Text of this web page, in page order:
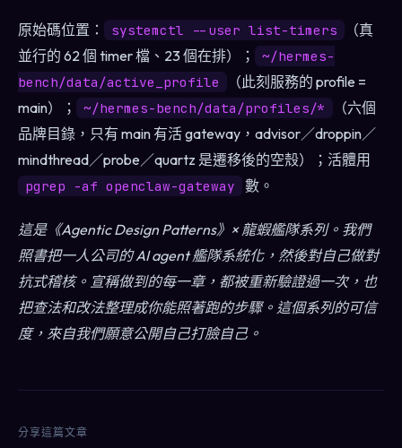
原始碼位置： systemctl --user list-timers
（真
並行的 62 個 timer 檔、23 個在排）；
~/hermes-
bench/data/active_profile
（此刻服務的 profile =
main）；
~/hermes-bench/data/profiles/*
（六個
品牌目錄，只有 main 有活 gateway，advisor／droppin／
mindthread／probe／quartz 是遷移後的空殼）；活體用
pgrep -af openclaw-gateway 數。
這是《Agentic Design Patterns》× 龍蝦艦隊系列。我們
照書把一人公司的 AI agent 艦隊系統化，然後對自己做對
抗式稽核。宣稱做到的每一章，都被重新驗證過一次，也
把查法和改法整理成你能照著跑的步驟。這個系列的可信
度，來自我們願意公開自己打臉自己。
分享這篇文章